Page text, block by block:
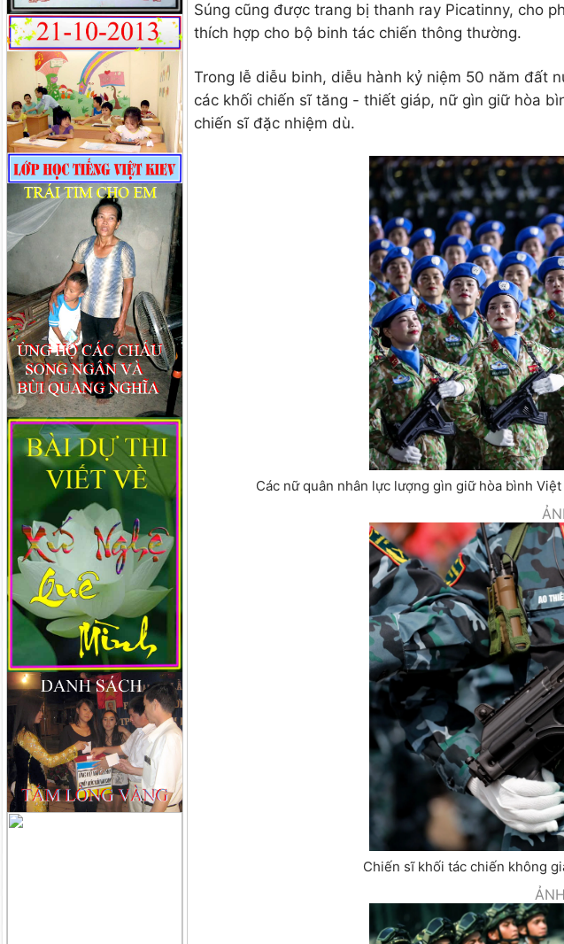
Súng cũng được trang bị thanh ray Picatinny, cho
thích hợp cho bộ binh tác chiến thông thường.
Trong lễ diễu binh, diễu hành kỷ niệm 50 năm đất
các khối chiến sĩ tăng - thiết giáp, nữ gìn giữ hòa
chiến sĩ đặc nhiệm dù.
Các nữ quân nhân lực lượng gìn giữ hòa bình
Chiến sĩ khối tác chiến không